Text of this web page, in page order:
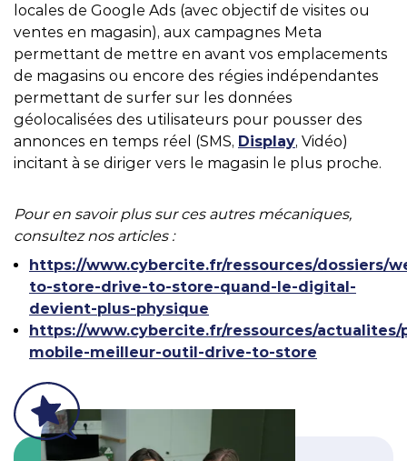
locales de Google Ads (avec objectif de visites ou
ventes en magasin), aux campagnes Meta
permettant de mettre en avant vos emplacements
de magasins ou encore des régies indépendantes
permettant de surfer sur les données
géolocalisées des utilisateurs pour pousser des
annonces en temps réel (SMS, Display, Vidéo)
incitant à se diriger vers le magasin le plus proche.
Pour en savoir plus sur ces autres mécaniques,
consultez nos articles :
https://www.cybercite.fr/ressources/dossiers/
to-store-drive-to-store-quand-le-digital-
devient-plus-physique
https://www.cybercite.fr/ressources/
mobile-meilleur-outil-drive-to-store